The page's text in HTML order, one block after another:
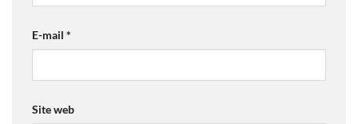
E-mail *
Site web